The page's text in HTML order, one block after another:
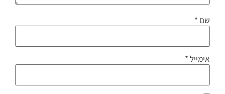
שם *
אימייל*